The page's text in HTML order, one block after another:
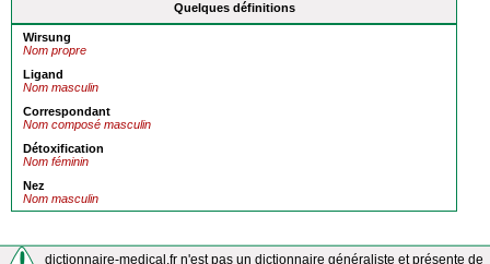
Quelques définitions
Wirsung
Nom propre
Ligand
Nom masculin
Correspondant
Nom composé masculin
Détoxification
Nom féminin
Nez
Nom masculin
dictionnaire-medical.fr n'est pas un dictionnaire généraliste et présente de